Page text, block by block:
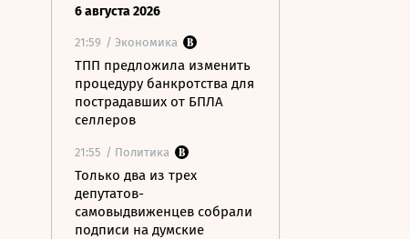
6 августа 2026
21:59 / Экономика
ТПП предложила изменить
процедуру банкротства для
пострадавших от БПЛА
селлеров
21:55 / Политика
Только два из трех
депутатов-
самовыдвиженцев собрали
подписи на думские